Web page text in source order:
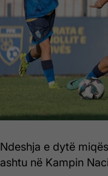
Ndeshja e dytë
ashtu në Kampin